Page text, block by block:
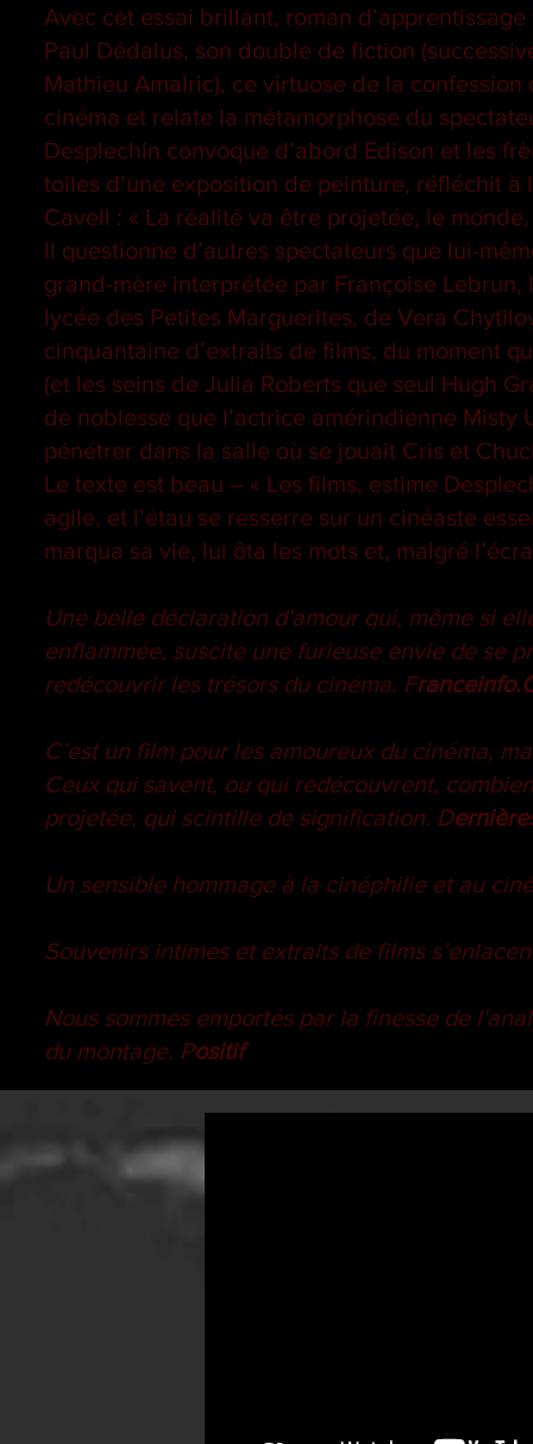
Avec cet essai brillant, roman
Paul Dédalus, son double de fiction
Mathieu Amalric), ce virtuose de la
cinéma et relate la métamorphose du
Desplechin convoque d’abord Edison et les
toiles d’une exposition de peinture, réfléchit
Cavell : « La réalité va être projetée, le
Il questionne d’autres spectateurs que lui-
grand-mère interprétée par Françoise
lycée des Petites Marguerites, de Vera
cinquantaine d’extraits de films, du moment
(et les seins de Julia Roberts que seul Hugh
de noblesse que l’actrice amérindienne
pénétrer dans la salle où se jouait Cris et
Le texte est beau – « Les films, estime
agile, et l’étau se resserre sur un cinéaste
marqua sa vie, lui ôta les mots et, malgré
Une belle déclaration d'amour qui, même si
enflammée, suscite une furieuse envie de se
redécouvrir les trésors du cinéma. F
C’est un film pour les amoureux du cinéma,
Ceux qui savent, ou qui redécouvrent,
projetée, qui scintille de signification. D
Un sensible hommage à la cinéphilie et au
Souvenirs intimes et extraits de films
Nous sommes emportés par la finesse de
du montage. Positif